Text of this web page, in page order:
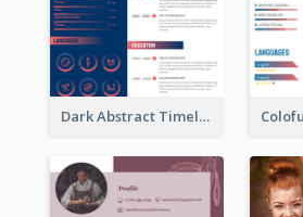
Dark Abstract Timeline Resume